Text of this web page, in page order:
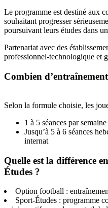
Le programme est destiné aux
souhaitant progresser
poursuivant leurs études dans
Partenariat avec des
professionnel-technologique et
Combien
Selon la formule choisie, les
1 à 5 séances par
Jusqu’à 5 à 6 séances
internat
Quelle est la différence
Études ?
Option football :
Sport-Études : programme